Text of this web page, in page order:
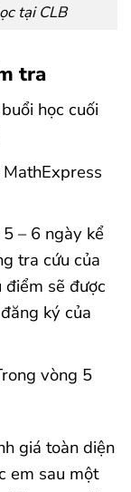
tại CLB
tra
học cuối
– 6 ngày kể
tra cứu của
sẽ được
ký của
vòng 5
giá toàn diện
em sau một